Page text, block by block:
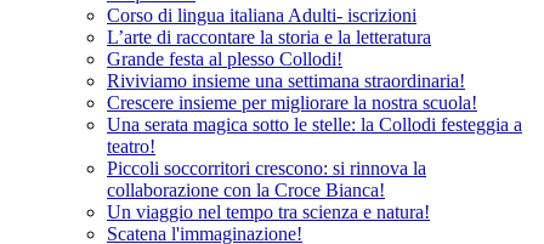
Corso di lingua italiana Adulti- iscrizioni
L’arte di raccontare la storia e la letteratura
Grande festa al plesso Collodi!
Riviviamo insieme una settimana straordinaria!
Crescere insieme per migliorare la nostra scuola!
Una serata magica sotto le stelle: la Collodi festeggia a
teatro!
Piccoli soccorritori crescono: si rinnova la
collaborazione con la Croce Bianca!
Un viaggio nel tempo tra scienza e natura!
Scatena l'immaginazione!